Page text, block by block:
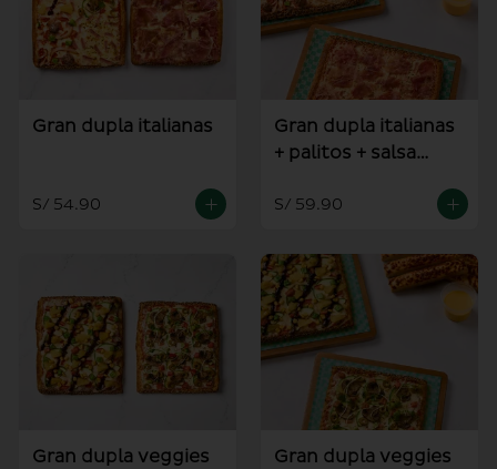
Gran dupla italianas
S/ 54.90
Gran dupla italianas
+ palitos + salsa
S/ 59.90
Gran dupla veggies
Gran dupla veggies